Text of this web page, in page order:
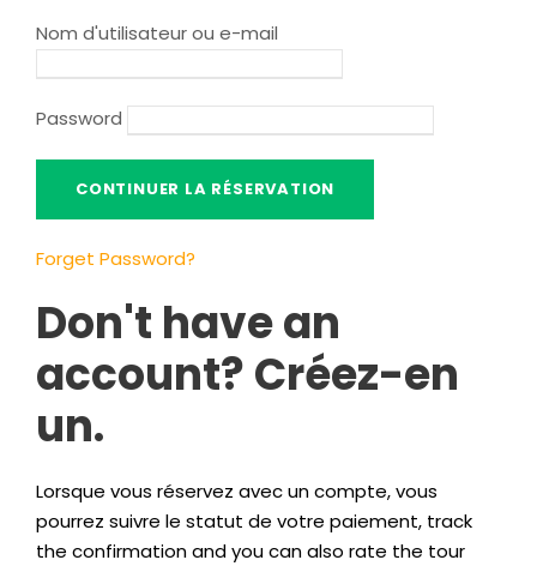
Nom d'utilisateur ou e-mail
Password
Forget Password?
Don't have an
account? Créez-en
un.
Lorsque vous réservez avec un compte, vous
pourrez suivre le statut de votre paiement, track
the confirmation and you can also rate the tour